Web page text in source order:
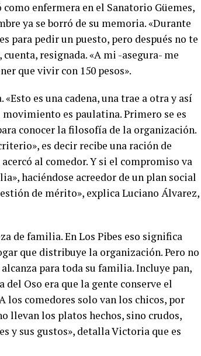
enfermera en el Sanatorio Güemes,
ya se borró de su memoria. «Durante
para pedir un puesto, pero después no te
resignada. «A mi -asegura- me
que vivir con 150 pesos».
es una cadena, una trae a otra y así
es paulatina. Primero se es
conocer la filosofía de la organización.
es decir recibe una ración de
al comedor. Y si el compromiso va
haciéndose acreedor de un plan social
de mérito», explica Luciano Álvarez,
de familia. En Los Pibes eso significa
que distribuye la organización. Pero no
para toda su familia. Incluye pan,
del Oso era que la gente conserve el
los comedores solo van los chicos, por
llevan los platos hechos, sino crudos,
y sus gustos», detalla Victoria que es